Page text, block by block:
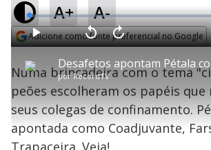
A+ A-
Adicione como fonte preferencial no Google
P
l
por RecordTV
P V
t
a
r
0
e
g
n
d
s
A
n
ç
a
1
s
e
u
n
L
o
a
d
e
:
1
.
5
5
%
Numa brincadeira com o tema
peões escolheram os papéis que
seus colegas de confinamento.
apontada como Coadjuvante,
Trapaceira. Veja!